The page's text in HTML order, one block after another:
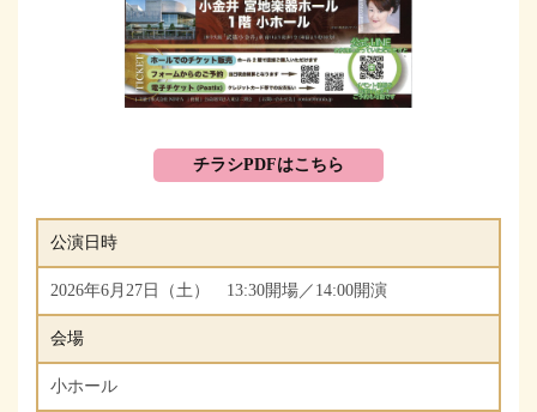
チラシPDFはこちら
公演日時
2026年6月27日（土） 13:30開場／14:00開演
会場
小ホール